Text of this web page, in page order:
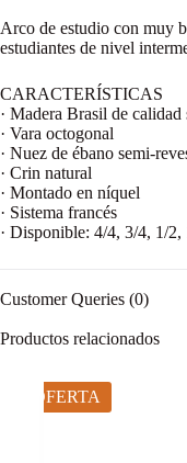
Arco de estudio con muy
estudiantes de nivel
CARACTERÍSTICAS
· Madera Brasil de calidad
· Vara octogonal
· Nuez de ébano semi-
· Crin natural
· Montado en níquel
· Sistema francés
· Disponible: 4/4, 3/4, 1/2,
Customer Queries (0)
Productos relacionados
OFERTA